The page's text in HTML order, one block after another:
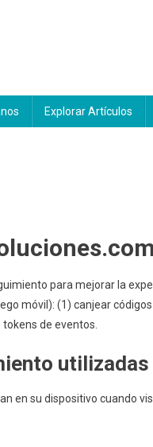
Explorar Artículos
para mejorar la
móvil): (1) canjear
de eventos.
utilizadas
en su dispositivo cuando